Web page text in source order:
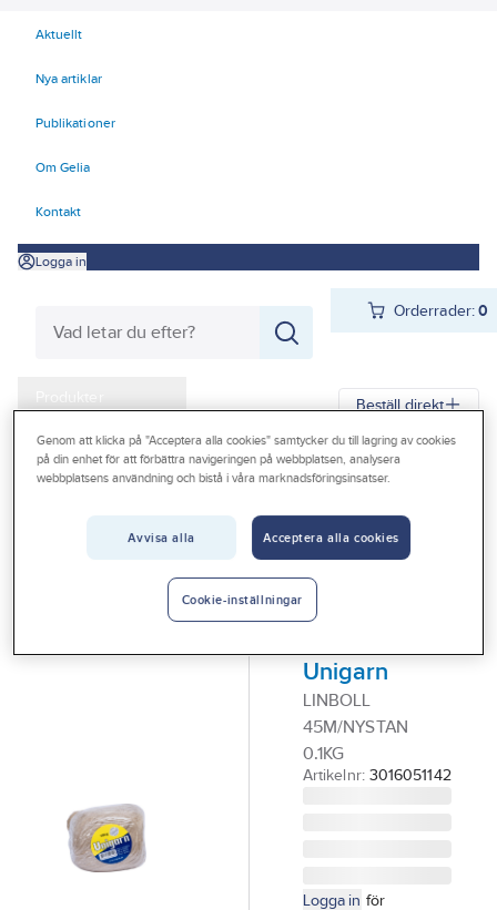
Aktuellt
Nya artiklar
Publikationer
Om Gelia
Kontakt
Logga in
Orderrader:0
Produkter
Kampanjer
Outlet
Beställ direkt
Gelia Produkter Gelia VVS
Packning och tätningsmaterial
Lin häcklat,
100
Unigarn
LINBOLL
45M/NYSTAN
0.1KG
Artikelnr: 3016051142
Logga in för
Genom att klicka på "Acceptera alla cookies" samtycker du till lagring av cookies
på din enhet för att förbättra navigeringen på webbplatsen, analysera
webbplatsens användning och bistå i våra marknadsföringsinsatser.
Avvisa alla Acceptera alla cookies
Cookie-inställningar